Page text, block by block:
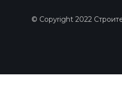
© Copyright 2022